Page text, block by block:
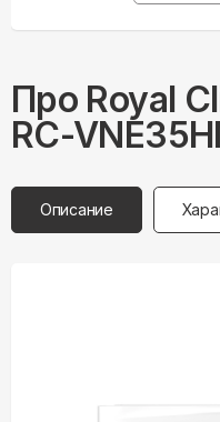
Про Royal
RC-
Описание